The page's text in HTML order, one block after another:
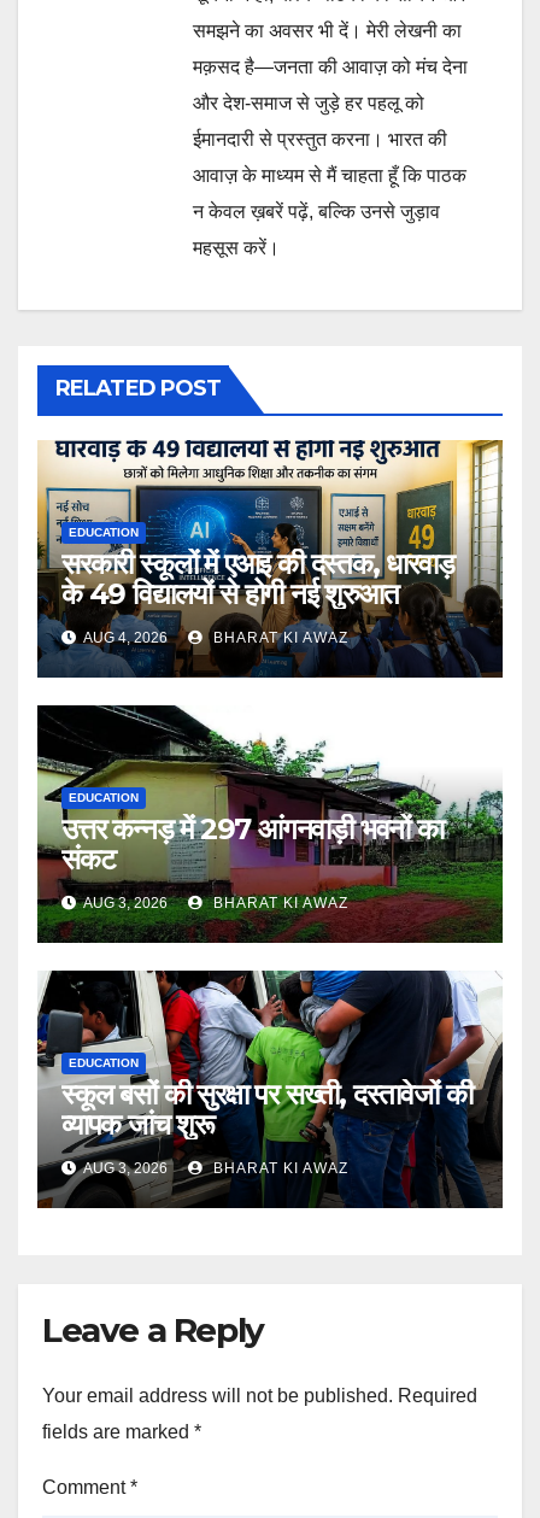
समझने का अवसर भी दें। मेरी लेखनी का
मक़सद है—जनता की आवाज़ को मंच देना
और देश-समाज से जुड़े हर पहलू को
ईमानदारी से प्रस्तुत करना। भारत की
आवाज़ के माध्यम से मैं चाहता हूँ कि पाठक
न केवल ख़बरें पढ़ें, बल्कि उनसे जुड़ाव
महसूस करें।
RELATED POST
EDUCATION
सरकारी स्कूलों में एआइ की दस्तक, धारवाड़
के 49 विद्यालयों से होगी नई शुरुआत
AUG 4, 2026 BHARAT KI AWAZ
EDUCATION
उत्तर कन्नड़ में 297 आंगनवाड़ी भवनों का
संकट
AUG 3, 2026 BHARAT KI AWAZ
EDUCATION
स्कूल बसों की सुरक्षा पर सख्ती, दस्तावेजों की
व्यापक जांच शुरू
AUG 3, 2026 BHARAT KI AWAZ
Leave a Reply
Your email address will not be published. Required
fields are marked *
Comment*